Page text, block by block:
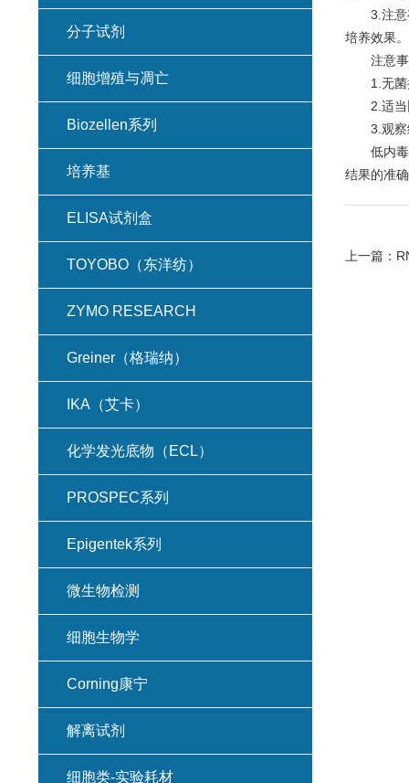
3.注意有
培养效果。
注意事
1.无菌操
2.适当比
3.观察细
低内毒素
结果的准
上一篇：
分子试剂
细胞增殖与凋亡
Biozellen系列
培养基
ELISA试剂盒
TOYOBO（东洋纺）
ZYMO RESEARCH
Greiner（格瑞纳）
IKA（艾卡）
化学发光底物（ECL）
PROSPEC系列
Epigentek系列
微生物检测
细胞生物学
Corning康宁
解离试剂
细胞类-实验耗材